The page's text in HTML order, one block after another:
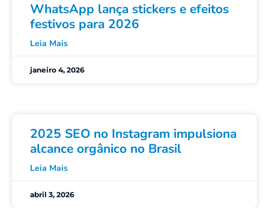
WhatsApp lança stickers e efeitos
festivos para 2026
Leia Mais
janeiro 4, 2026
2025 SEO no Instagram impulsiona
alcance orgânico no Brasil
Leia Mais
abril 3, 2026